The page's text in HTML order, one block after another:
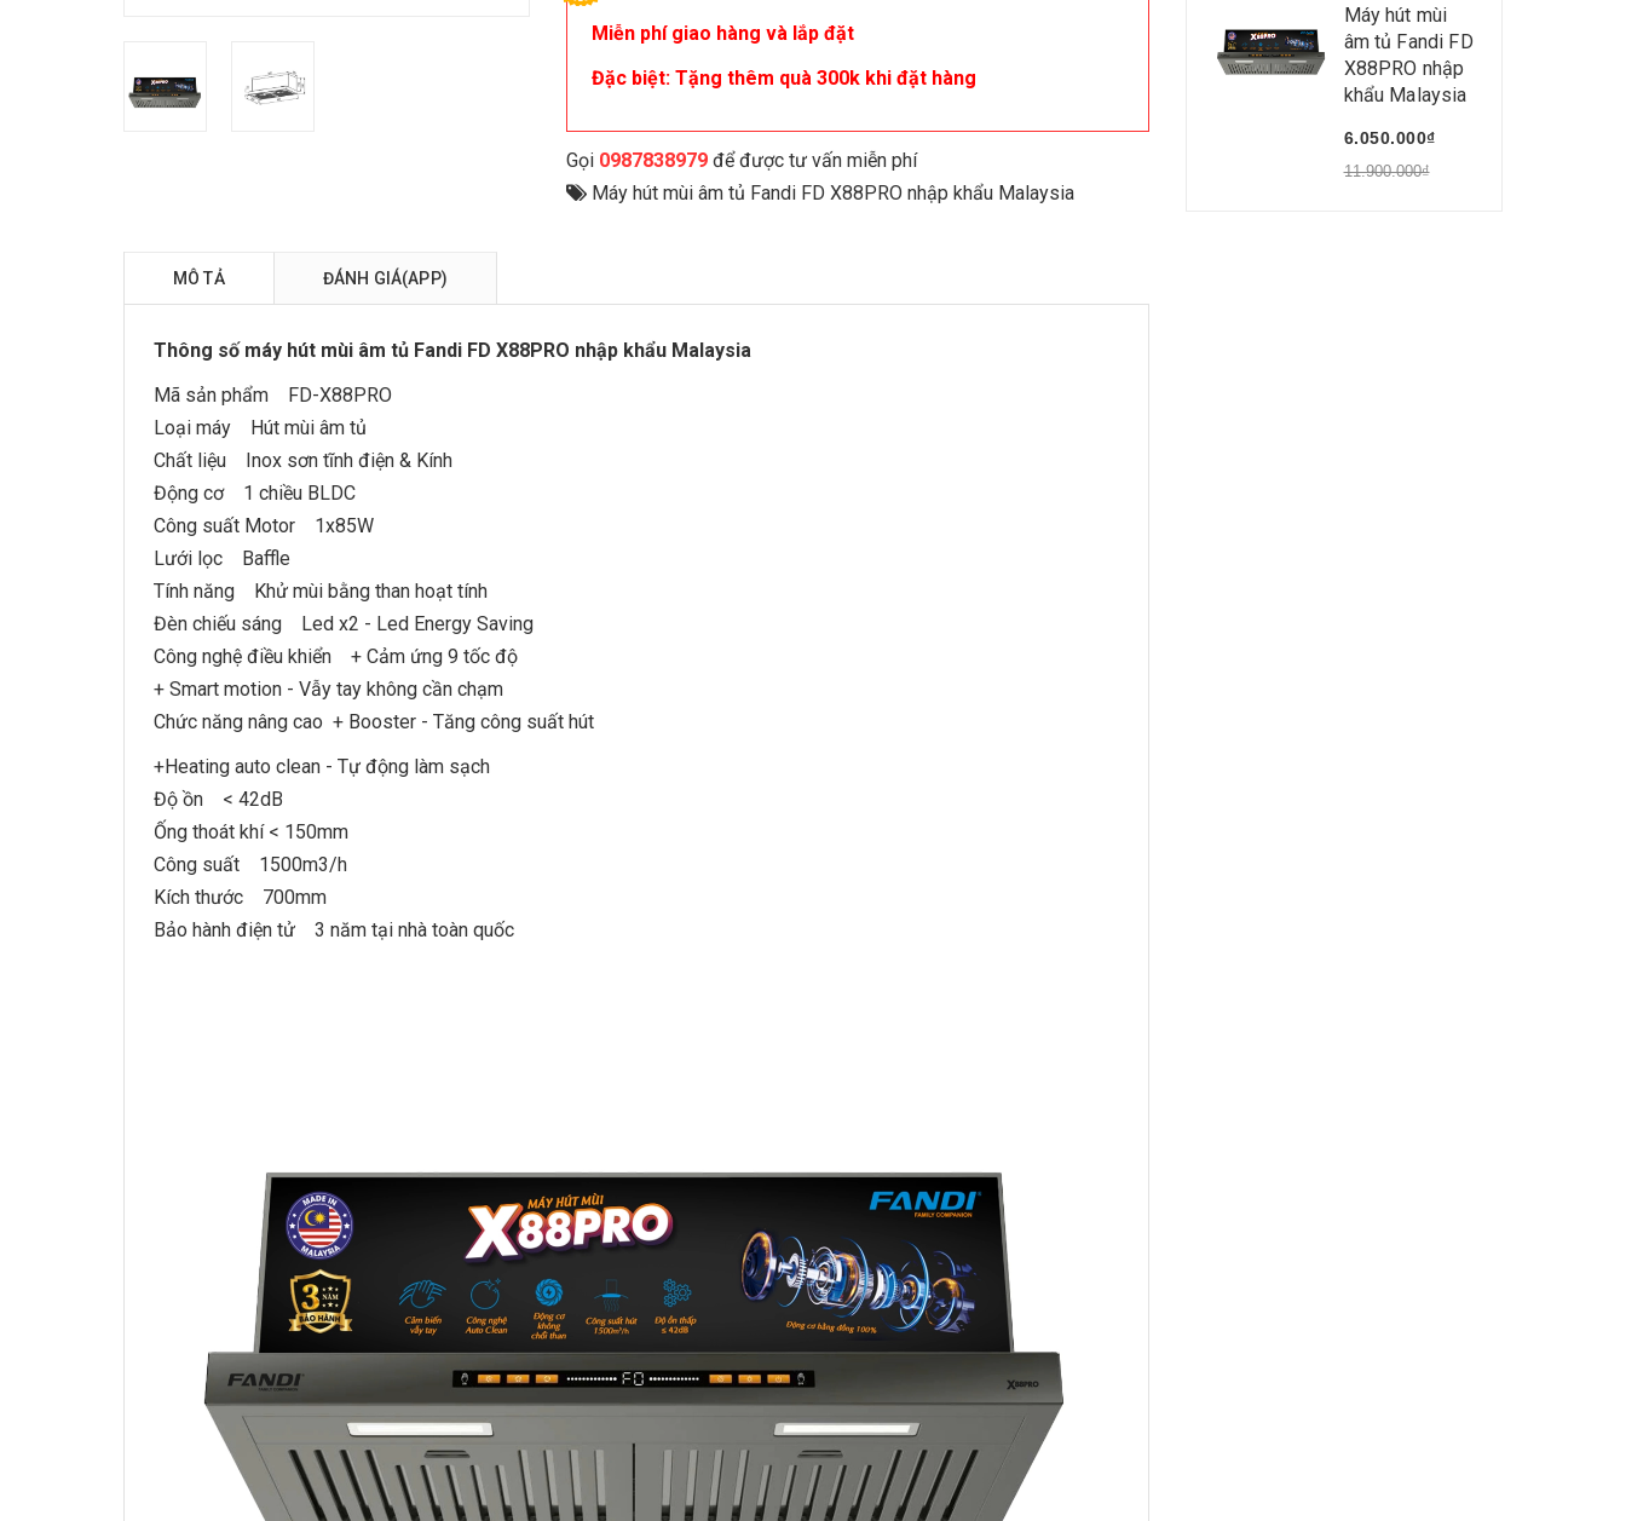
Miễn phí giao hàng và lắp đặt
Đặc biệt: Tặng thêm quà 300k khi đặt hàng
Gọi 0987838979để được tư vấn miễn phí
Máy hút mùi âm tủ Fandi FD X88PRO nhập khẩu Malaysia
MÔ TẢ ĐÁNH GIÁ(APP)
Thông số máy hút mùi âm tủ Fandi FD X88PRO nhập khẩu Malaysia
Mã sản phẩm FD-X88PRO
Loại máy Hút mùi âm tủ
Chất liệu Inox sơn tĩnh điện & Kính
Động cơ 1 chiều BLDC
Công suất Motor 1x85W
Lưới lọc Baffle
Tính năng Khử mùi bằng than hoạt tính
Đèn chiếu sáng Led x2 - Led Energy Saving
Công nghệ điều khiển + Cảm ứng 9 tốc độ
+ Smart motion - Vẫy tay không cần chạm
Chức năng nâng cao + Booster - Tăng công suất hút
+Heating auto clean - Tự động làm sạch
Độ ồn < 42dB
Ống thoát khí < 150mm
Công suất 1500m3/h
Kích thước 700mm
Bảo hành điện tử 3 năm tại nhà toàn quốc
Máy hút mùi
âm tủ Fandi FD
X88PRO nhập
khẩu Malaysia
6.050.000₫
11.900.000₫